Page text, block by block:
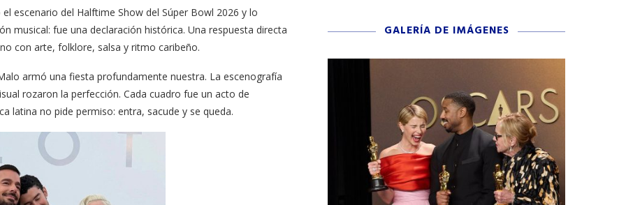
escenario del Halftime Show del Súper Bowl 2026 y lo
musical: fue una declaración histórica. Una respuesta directa
con arte, folklore, salsa y ritmo caribeño.
armó una fiesta profundamente nuestra. La escenografía
rozaron la perfección. Cada cuadro fue un acto de
latina no pide permiso: entra, sacude y se queda.
GALERÍA DE IMÁGENES